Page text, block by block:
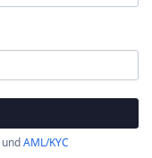
undAML/KYC